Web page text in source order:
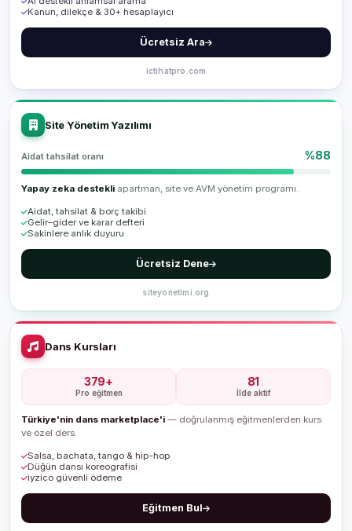
Kanun, dilekçe & 30+ hesaplayıcı
Ücretsiz Ara
ictihatpro.com
Site Yönetim Yazılımı
Aidat tahsilat oranı %88
Yapay zeka destekli apartman, site ve AVM yönetim programı.
Aidat, tahsilat & borç takibi
Gelir–gider ve karar defteri
Sakinlere anlık duyuru
Ücretsiz Dene
siteyonetimi.org
Dans Kursları
379+
Pro eğitmen
81
İlde aktif
Türkiye'nin dans marketplace'i — doğrulanmış eğitmenlerden kurs
ve özel ders.
Salsa, bachata, tango & hip-hop
Düğün dansı koreografisi
iyzico güvenli ödeme
Eğitmen Bul